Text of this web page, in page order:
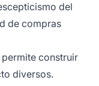
del
de compras
construir
diversos.